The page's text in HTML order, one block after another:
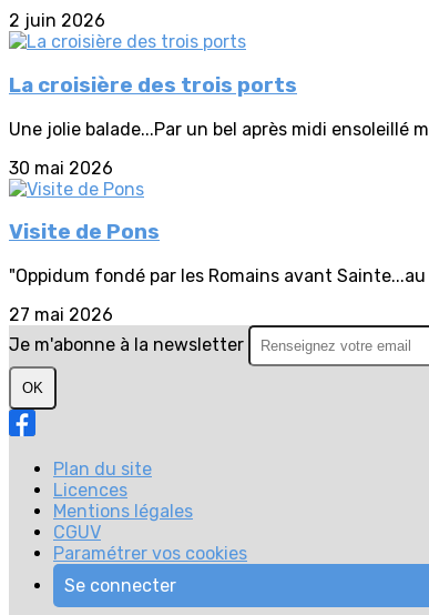
2 juin 2026
La croisière des trois ports
Une jolie balade...Par un bel après midi ensoleillé
30 mai 2026
Visite de Pons
"Oppidum fondé par les Romains avant
27 mai 2026
Je m'abonne à la newsletter
OK
Plan du site
Licences
Mentions légales
CGUV
Paramétrer vos cookies
Se connecter